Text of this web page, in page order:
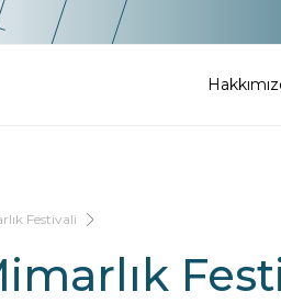
Festivali